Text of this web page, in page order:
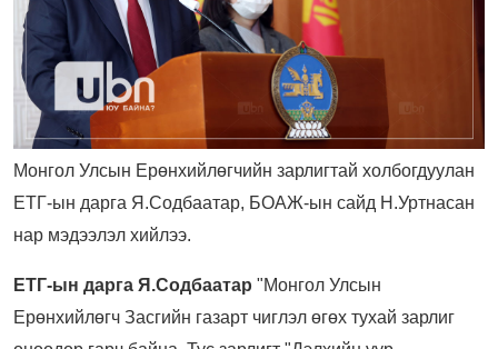
Монгол Улсын Ерөнхийлөгчийн зарлигтай холбогдуулан
ЕТГ-ын дарга Я.Содбаатар, БОАЖ-ын сайд Н.Уртнасан
нар мэдээлэл хийлээ.
ЕТГ-ын дарга Я.Содбаатар "Монгол Улсын
Ерөнхийлөгч Засгийн газарт чиглэл өгөх тухай зарлиг